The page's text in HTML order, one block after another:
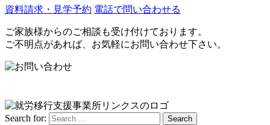
資料請求・見学予約 電話で問い合わせる
ご家族様からのご相談も受け付けております。
ご不明点があれば、お気軽にお問い合わせ下さい。
Search for: Search